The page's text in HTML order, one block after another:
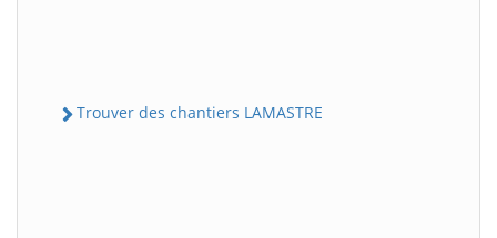
Trouver des chantiers LAMASTRE